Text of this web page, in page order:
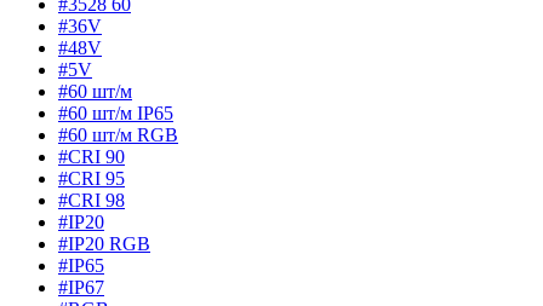
#36V
#48V
#5V
#60 шт/м
#60 шт/м IP65
#60 шт/м RGB
#CRI 90
#CRI 95
#CRI 98
#IP20
#IP20 RGB
#IP65
#IP67